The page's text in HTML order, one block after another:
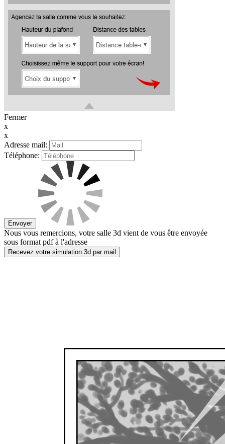
Fermer
x
x
Adresse mail:
Téléphone:
Envoyer
Nous vous remercions, votre salle 3d vient de vous être envoyée
sous format pdf à l'adresse
Recevez votre simulation 3d par mail